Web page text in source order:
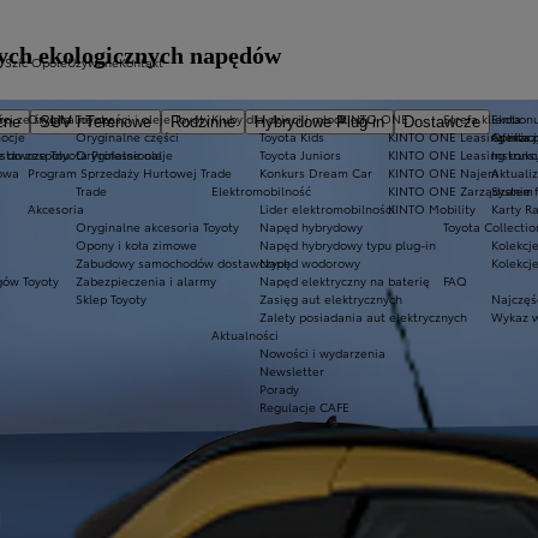
SUV i Terenowe Rodzinne Hybrydowe Plug-in
Dostawcze
Oryginalne części i oleje Toyoty
Oryginalne części
Oryginalne oleje
Program Sprzedaży Hurtowej Trade
Trade
Akcesoria
Oryginalne akcesoria Toyoty
Opony i koła zimowe
Zabudowy samochodów dostawczych
Zabezpieczenia i alarmy
Sklep Toyoty
Strefa klienta
Karty
Toyota
FAQ
Wykaz
KINTO ONE
KINTO ONE Leasing
KINTO ONE Leasing
KINTO ONE Najem
KINTO ONE Zarządzanie
KINTO Mobility
Toyoty
Kluby dla dzieci i młodzieży
Toyota Kids
Toyota Juniors
Konkurs Dream Car
Elektromobilność
Lider elektromobilności
Napęd hybrydowy
Napęd hybrydowy typu plug-in
Napęd wodorowy
Napęd elektryczny na baterię
Zasięg aut elektrycznych
Zalety posiadania aut elektrycznych
Aktualności
Nowości i wydarzenia
Newsletter
Porady
Regulacje CAFE
Toyota Professional
Oferta
Szic Opole
ze świata Toyoty
do zespołu
UżywaneKontakt
ekologicznych napędów